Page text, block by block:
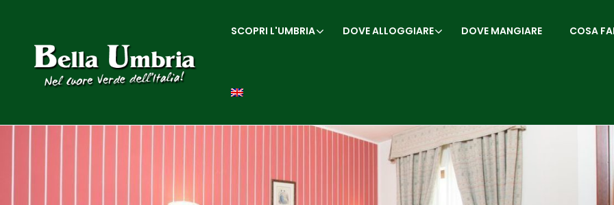
SCOPRI L'UMBRIA DOVE ALLOGGIARE DOVE MANGIARE COSA